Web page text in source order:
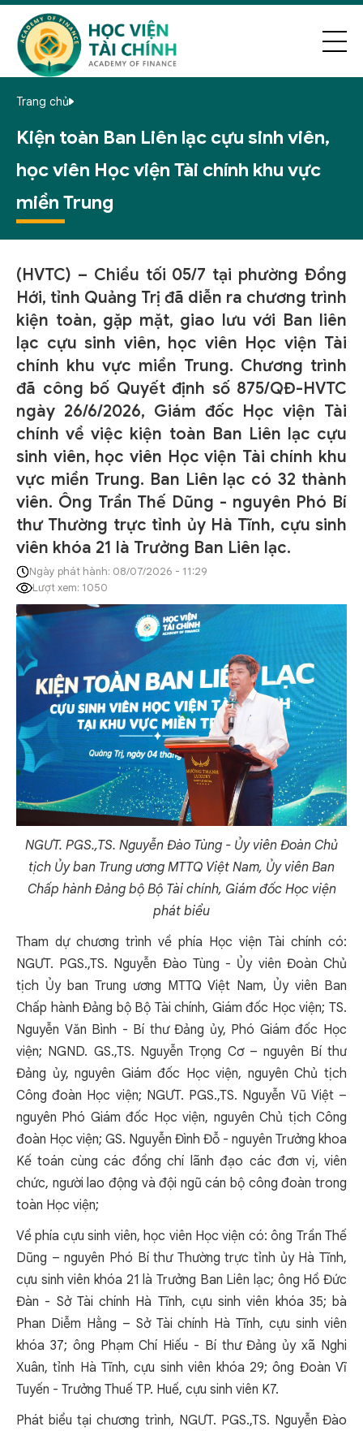
Trang chủ
Kiện toàn Ban Liên lạc cựu sinh viên,
học viên Học viện Tài chính khu vực
miền Trung
(HVTC) – Chiều tối 05/7 tại phường Đồng
Hới, tỉnh Quảng Trị đã diễn ra chương trình
kiện toàn, gặp mặt, giao lưu với Ban liên
lạc cựu sinh viên, học viên Học viện Tài
chính khu vực miền Trung. Chương trình
đã công bố Quyết định số 875/QĐ-HVTC
ngày 26/6/2026, Giám đốc Học viện Tài
chính về việc kiện toàn Ban Liên lạc cựu
sinh viên, học viên Học viện Tài chính khu
vực miền Trung. Ban Liên lạc có 32 thành
viên. Ông Trần Thế Dũng - nguyên Phó Bí
thư Thường trực tỉnh ủy Hà Tĩnh, cựu sinh
viên khóa 21 là Trưởng Ban Liên lạc.
Ngày phát hành: 08/07/2026 - 11:29
Lượt xem: 1050
NGƯT. PGS.,TS. Nguyễn Đào Tùng - Ủy viên Đoàn Chủ
tịch Ủy ban Trung ương MTTQ Việt Nam, Ủy viên Ban
Chấp hành Đảng bộ Bộ Tài chính, Giám đốc Học viện
phát biểu
Tham dự chương trình về phía Học viện Tài chính có:
NGƯT. PGS.,TS. Nguyễn Đào Tùng - Ủy viên Đoàn Chủ
tịch Ủy ban Trung ương MTTQ Việt Nam, Ủy viên Ban
Chấp hành Đảng bộ Bộ Tài chính, Giám đốc Học viện; TS.
Nguyễn Văn Bình - Bí thư Đảng ủy, Phó Giám đốc Học
viện; NGND. GS.,TS. Nguyễn Trọng Cơ – nguyên Bí thư
Đảng ủy, nguyên Giám đốc Học viện, nguyên Chủ tịch
Công đoàn Học viện; NGƯT. PGS.,TS. Nguyễn Vũ Việt –
nguyên Phó Giám đốc Học viện, nguyên Chủ tịch Công
đoàn Học viện; GS. Nguyễn Đình Đỗ - nguyên Trưởng khoa
Kế toán cùng các đồng chí lãnh đạo các đơn vị, viên
chức, người lao động và đội ngũ cán bộ công đoàn trong
toàn Học viện;
Về phía cựu sinh viên, học viên Học viện có: ông Trần Thế
Dũng – nguyên Phó Bí thư Thường trực tỉnh ủy Hà Tĩnh,
cựu sinh viên khóa 21 là Trưởng Ban Liên lạc; ông Hồ Đức
Đàn - Sở Tài chính Hà Tĩnh, cựu sinh viên khóa 35; bà
Phan Diễm Hằng – Sở Tài chính Hà Tĩnh, cựu sinh viên
khóa 37; ông Phạm Chí Hiếu - Bí thư Đảng ủy xã Nghi
Xuân, tỉnh Hà Tĩnh, cựu sinh viên khóa 29; ông Đoàn Vĩ
Tuyến - Trưởng Thuế TP. Huế, cựu sinh viên K7.
Phát biểu tại chương trình, NGƯT. PGS.,TS. Nguyễn Đào